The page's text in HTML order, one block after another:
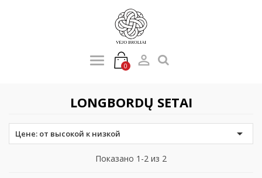
0 
LONGBORDŲ SETAI
Цене: от высокой к низкой 
Показано 1-2 из 2